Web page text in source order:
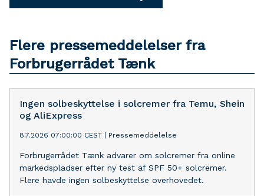
Flere pressemeddelelser fra
Forbrugerrådet Tænk
Ingen solbeskyttelse i solcremer fra Temu, Shein
og AliExpress
8.7.2026 07:00:00 CEST Pressemeddelelse
Forbrugerrådet Tænk advarer om solcremer fra online
markedspladser efter ny test af SPF 50+ solcremer.
Flere havde ingen solbeskyttelse overhovedet.